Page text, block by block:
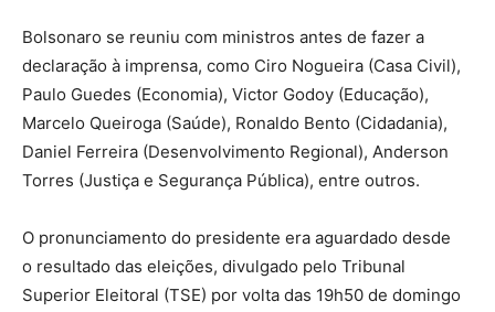
Bolsonaro se reuniu com ministros antes de fazer a
declaração à imprensa, como Ciro Nogueira (Casa Civil),
Paulo Guedes (Economia), Victor Godoy (Educação),
Marcelo Queiroga (Saúde), Ronaldo Bento (Cidadania),
Daniel Ferreira (Desenvolvimento Regional), Anderson
Torres (Justiça e Segurança Pública), entre outros.
O pronunciamento do presidente era aguardado desde
o resultado das eleições, divulgado pelo Tribunal
Superior Eleitoral (TSE) por volta das 19h50 de domingo